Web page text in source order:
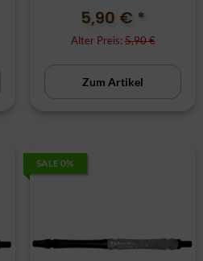
5,90 € *
Alter Preis:5,90 €
Zum Artikel
SALE 0%